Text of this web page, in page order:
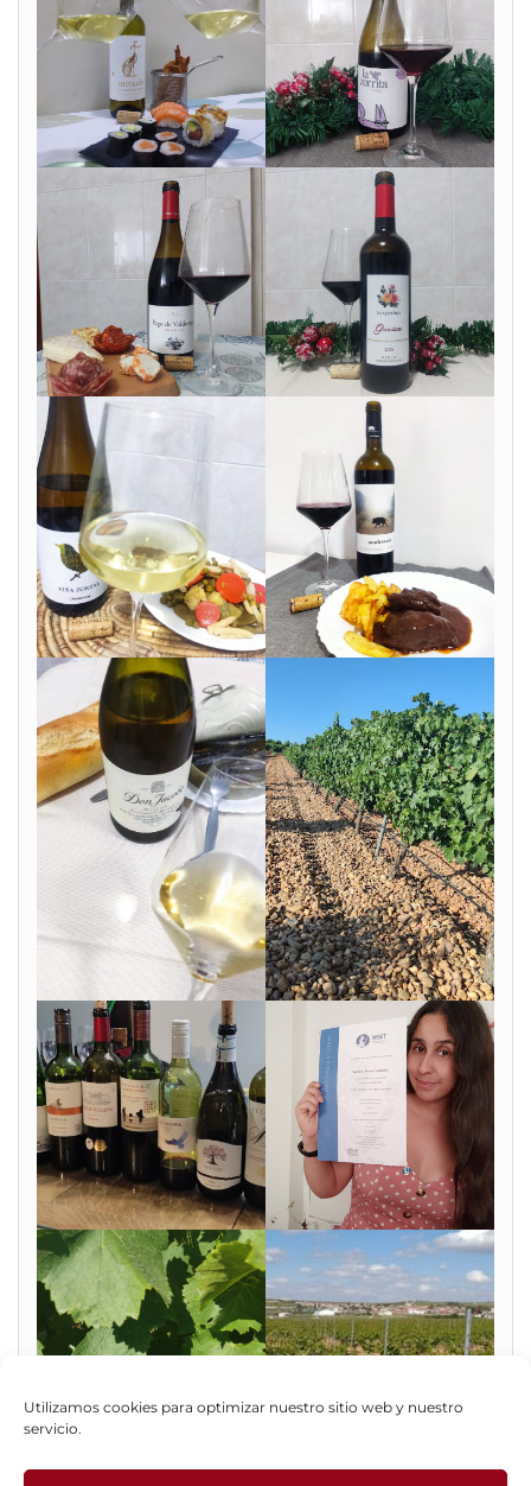
Utilizamos cookies para optimizar nuestro sitio web y nuestro
servicio.